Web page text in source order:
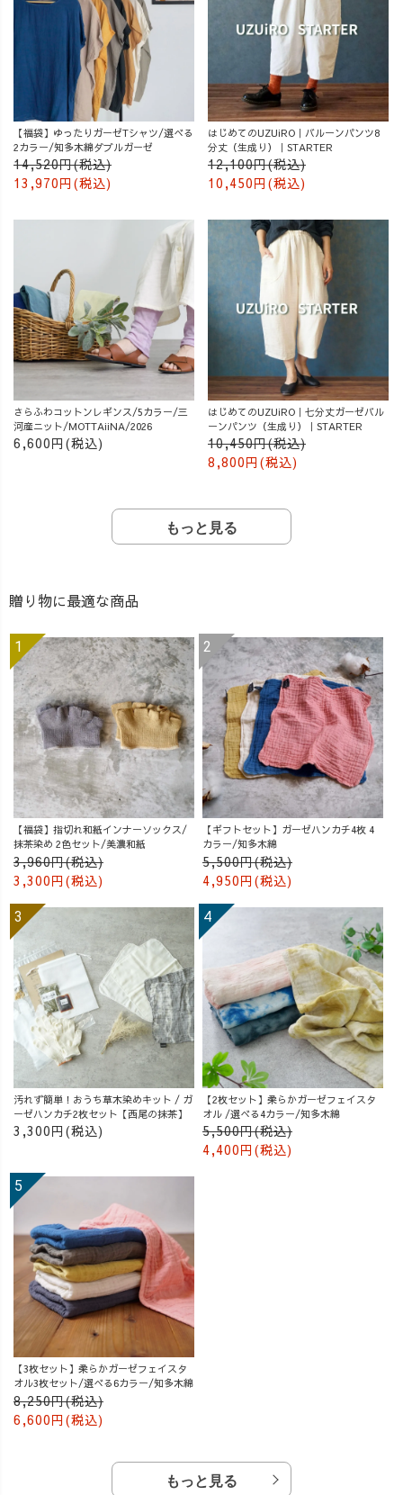
【福袋】ゆったりガーゼTシャツ/選べる
2カラー/知多木綿ダブルガーゼ
14,520円(税込)
13,970円(税込)
はじめてのUZUiRO｜バルーンパンツ8
分丈（生成り）｜STARTER
12,100円(税込)
10,450円(税込)
さらふわコットンレギンス/5カラー/三
河産ニット/MOTTAiiNA/2026
6,600円(税込)
はじめてのUZUiRO｜七分丈ガーゼバル
ーンパンツ（生成り）｜STARTER
10,450円(税込)
8,800円(税込)
もっと見る
贈り物に最適な商品
【福袋】指切れ和紙インナーソックス/
抹茶染め 2色セット/美濃和紙
3,960円(税込)
3,300円(税込)
【ギフトセット】ガーゼハンカチ4枚 4
カラー/知多木綿
5,500円(税込)
4,950円(税込)
汚れず簡単！おうち草木染めキット / ガ
ーゼハンカチ2枚セット【西尾の抹茶】
3,300円(税込)
【2枚セット】柔らかガーゼフェイスタ
オル /選べる4カラー/知多木綿
5,500円(税込)
4,400円(税込)
【3枚セット】柔らかガーゼフェイスタ
オル3枚セット/選べる6カラー/知多木綿
8,250円(税込)
6,600円(税込)
もっと見る